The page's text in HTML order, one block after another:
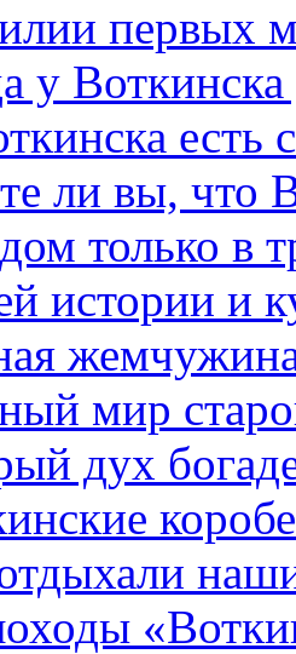
первых
у
есть
ли вы, что
только в
истории и
мир
дух